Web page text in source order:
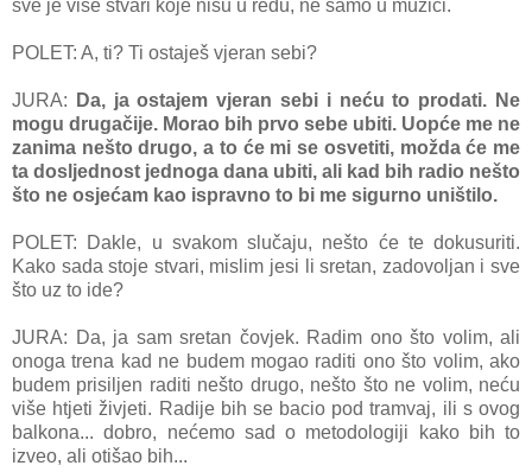
sve je više stvari koje nisu u redu, ne samo u muzici.
POLET: A, ti? Ti ostaješ vjeran sebi?
JURA:
Da, ja ostajem vjeran sebi i neću to prodati. Ne
mogu drugačije. Morao bih prvo sebe ubiti. Uopće me ne
zanima nešto drugo, a to će mi se osvetiti, možda će me
ta dosljednost jednoga dana ubiti, ali kad bih radio nešto
što ne osjećam kao ispravno to bi me sigurno uništilo.
POLET: Dakle, u svakom slučaju, nešto će te dokusuriti.
Kako sada stoje stvari, mislim jesi li sretan, zadovoljan i sve
što uz to ide?
JURA: Da, ja sam sretan čovjek. Radim ono što volim, ali
onoga trena kad ne budem mogao raditi ono što volim, ako
budem prisiljen raditi nešto drugo, nešto što ne volim, neću
više htjeti živjeti. Radije bih se bacio pod tramvaj, ili s ovog
balkona... dobro, nećemo sad o metodologiji kako bih to
izveo, ali otišao bih...